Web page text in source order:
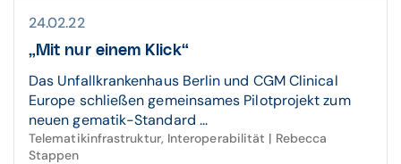
24.02.22
„Mit nur einem Klick“
Das Unfallkrankenhaus Berlin und CGM Clinical
Europe schließen gemeinsames Pilotprojekt zum
neuen gematik-Standard ...
Telematikinfrastruktur, Interoperabilität | Rebecca
Stappen